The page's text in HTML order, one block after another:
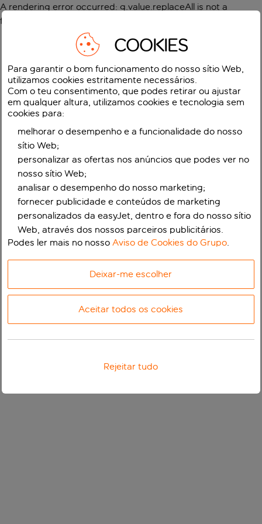
A rendering error occurred: g.value.replaceAll is not a
function
COOKIES
Para garantir o bom funcionamento do nosso sítio Web,
utilizamos cookies estritamente necessários.
Com o teu consentimento, que podes retirar ou ajustar
em qualquer altura, utilizamos cookies e tecnologia sem
cookies para:
melhorar o desempenho e a funcionalidade do nosso
sítio Web;
personalizar as ofertas nos anúncios que podes ver no
nosso sítio Web;
analisar o desempenho do nosso marketing;
fornecer publicidade e conteúdos de marketing
personalizados da easyJet, dentro e fora do nosso sítio
Web, através dos nossos parceiros publicitários.
Podes ler mais no nossoAviso de Cookies do Grupo.
Deixar-me escolher
Aceitar todos os cookies
Rejeitar tudo